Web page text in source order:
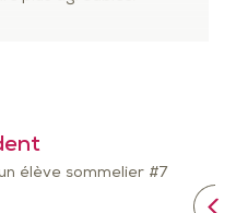
élève sommelier #7